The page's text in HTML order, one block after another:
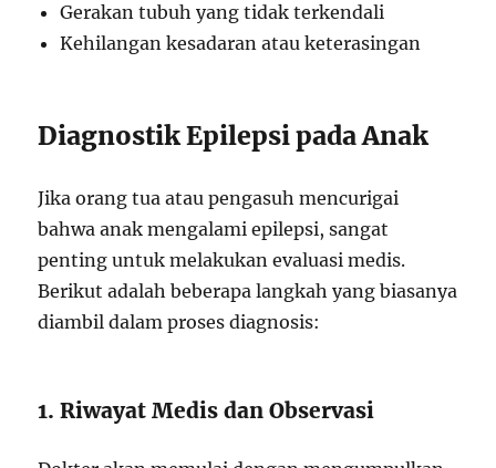
Gerakan tubuh yang tidak terkendali
Kehilangan kesadaran atau keterasingan
Diagnostik Epilepsi pada Anak
Jika orang tua atau pengasuh mencurigai
bahwa anak mengalami epilepsi, sangat
penting untuk melakukan evaluasi medis.
Berikut adalah beberapa langkah yang biasanya
diambil dalam proses diagnosis:
1. Riwayat Medis dan Observasi